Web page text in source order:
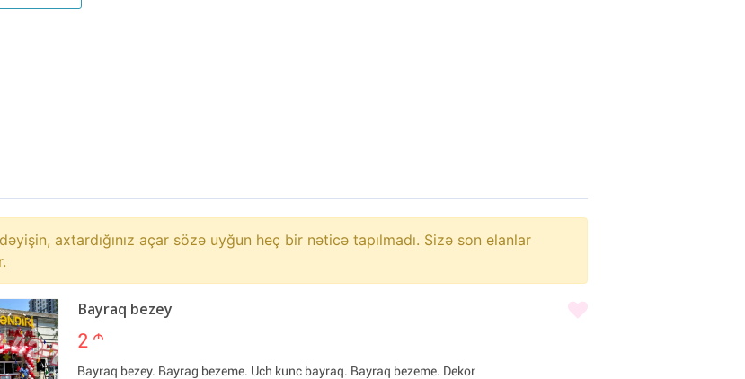
dəyişin, axtardığınız açar sözə uyğun heç bir nəticə tapılmadı. Sizə son elanlar
Bayraq bezey
2 m
Bayraq bezey. Bayrag bezeme. Uch kunc bayraq. Bayraq bezeme. Dekor